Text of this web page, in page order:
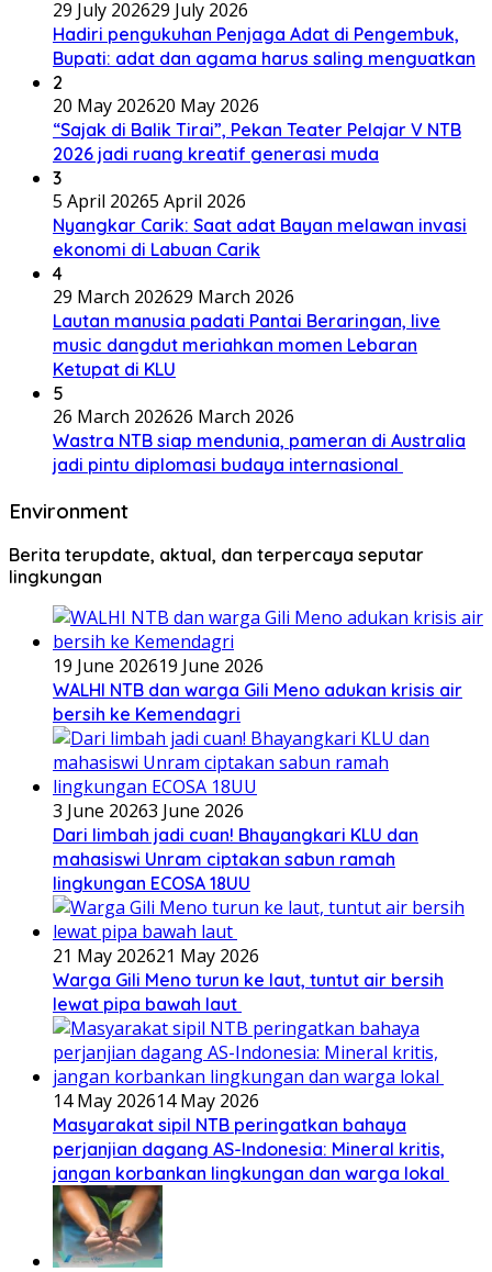
29 July 202629 July 2026
Hadiri pengukuhan Penjaga Adat di Pengembuk,
Bupati: adat dan agama harus saling menguatkan
2
20 May 202620 May 2026
“Sajak di Balik Tirai”, Pekan Teater Pelajar V NTB
2026 jadi ruang kreatif generasi muda
3
5 April 20265 April 2026
Nyangkar Carik: Saat adat Bayan melawan invasi
ekonomi di Labuan Carik
4
29 March 202629 March 2026
Lautan manusia padati Pantai Beraringan, live
music dangdut meriahkan momen Lebaran
Ketupat di KLU
5
26 March 202626 March 2026
Wastra NTB siap mendunia, pameran di Australia
jadi pintu diplomasi budaya internasional
Environment
Berita terupdate, aktual, dan terpercaya seputar
lingkungan
19 June 202619 June 2026
WALHI NTB dan warga Gili Meno adukan krisis air
bersih ke Kemendagri
3 June 20263 June 2026
Dari limbah jadi cuan! Bhayangkari KLU dan
mahasiswi Unram ciptakan sabun ramah
lingkungan ECOSA 18UU
21 May 202621 May 2026
Warga Gili Meno turun ke laut, tuntut air bersih
lewat pipa bawah laut
14 May 202614 May 2026
Masyarakat sipil NTB peringatkan bahaya
perjanjian dagang AS-Indonesia: Mineral kritis,
jangan korbankan lingkungan dan warga lokal